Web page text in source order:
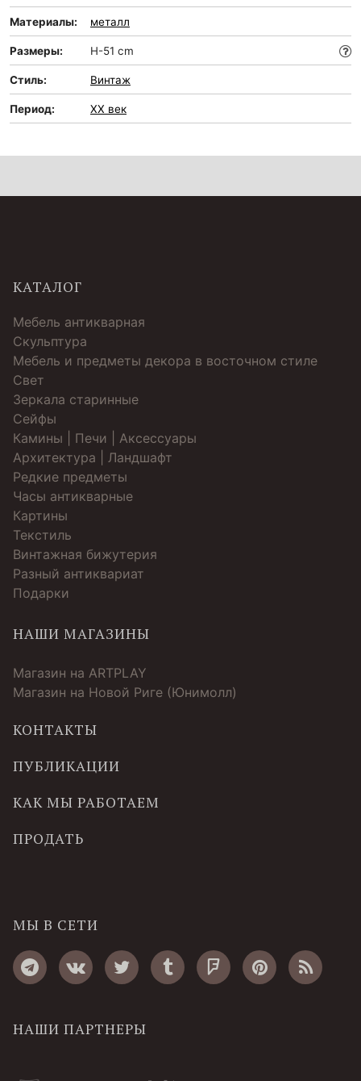
Материалы: металл
Размеры: H-51 cm
Стиль: Винтаж
Период: XX век
КАТАЛОГ
Мебель антикварная
Скульптура
Мебель и предметы декора в восточном стиле
Свет
Зеркала старинные
Cейфы
Камины | Печи | Аксессуары
Архитектура | Ландшафт
Редкие предметы
Часы антикварные
Картины
Текстиль
Винтажная бижутерия
Разный антиквариат
Подарки
НАШИ МАГАЗИНЫ
Магазин на ARTPLAY
Магазин на Новой Риге (Юнимолл)
КОНТАКТЫ
ПУБЛИКАЦИИ
КАК МЫ РАБОТАЕМ
ПРОДАТЬ
МЫ В СЕТИ
НАШИ ПАРТНЕРЫ